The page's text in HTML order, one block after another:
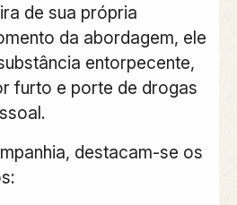
de sua própria
da abordagem, ele
entorpecente,
furto e porte de drogas
destacam-se os